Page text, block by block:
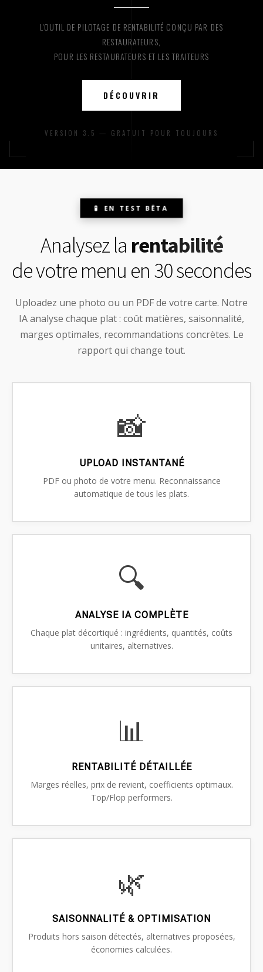
L'OUTIL DE PILOTAGE DE RENTABILITÉ CONÇU PAR DES
RESTAURATEURS,
POUR LES RESTAURATEURS ET LES TRAITEURS
DÉCOUVRIR
VERSION 3.5 — GRATUIT POUR TOUJOURS
EN TEST BÊTA
Analysez la rentabilité
de votre menu en 30 secondes
Uploadez une photo ou un PDF de votre carte. Notre
IA analyse chaque plat : coût matières, saisonnalité,
marges optimales, recommandations concrètes. Le
rapport qui change tout.
📸
UPLOAD INSTANTANÉ
PDF ou photo de votre menu. Reconnaissance
automatique de tous les plats.
🔍
ANALYSE IA COMPLÈTE
Chaque plat décortiqué : ingrédients, quantités, coûts
unitaires, alternatives.
📊
RENTABILITÉ DÉTAILLÉE
Marges réelles, prix de revient, coefficients optimaux.
Top/Flop performers.
🌿
SAISONNALITÉ & OPTIMISATION
Produits hors saison détectés, alternatives proposées,
économies calculées.